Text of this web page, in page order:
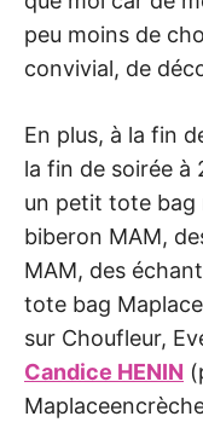
peu moins de
convivial, de
En plus, à la fin
la fin de soirée à
un petit tote bag
biberon MAM,
MAM, des
tote bag
sur Choufleur,
Candice HENIN